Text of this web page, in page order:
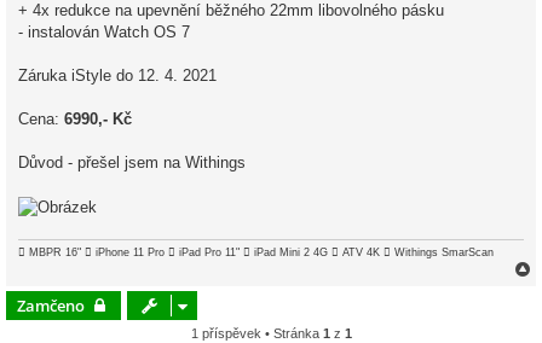
+ 4x redukce na upevnění běžného 22mm libovolného pásku
- instalován Watch OS 7
Záruka iStyle do 12. 4. 2021
Cena: 6990,- Kč
Důvod - přešel jsem na Withings
 MBPR 16"  iPhone 11 Pro  iPad Pro 11"  iPad Mini 2 4G  ATV 4K  Withings SmarScan
Zamčeno
1 příspěvek • Stránka 1 z 1